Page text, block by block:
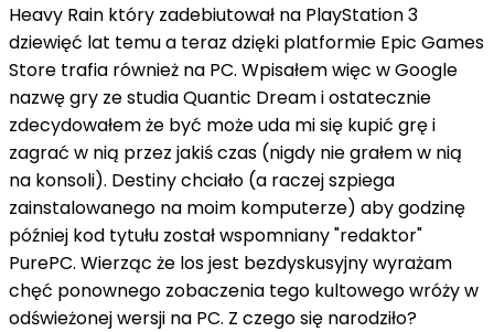
Heavy Rain który zadebiutował na PlayStation 3
dziewięć lat temu a teraz dzięki platformie Epic Games
Store trafia również na PC. Wpisałem więc w Google
nazwę gry ze studia Quantic Dream i ostatecznie
zdecydowałem że być może uda mi się kupić grę i
zagrać w nią przez jakiś czas (nigdy nie grałem w nią
na konsoli). Destiny chciało (a raczej szpiega
zainstalowanego na moim komputerze) aby godzinę
później kod tytułu został wspomniany "redaktor"
PurePC. Wierząc że los jest bezdyskusyjny wyrażam
chęć ponownego zobaczenia tego kultowego wróży w
odświeżonej wersji na PC. Z czego się narodziło?